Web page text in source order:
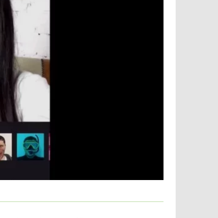
выбор масок, которые можно
музыкантов, актеров, публичных людей.
животных.
масками.
сделать Ваши эмоции более яркими,
новыми образами. Создав удачный
или видео, можно оставить его в
, поделиться с друзьями.